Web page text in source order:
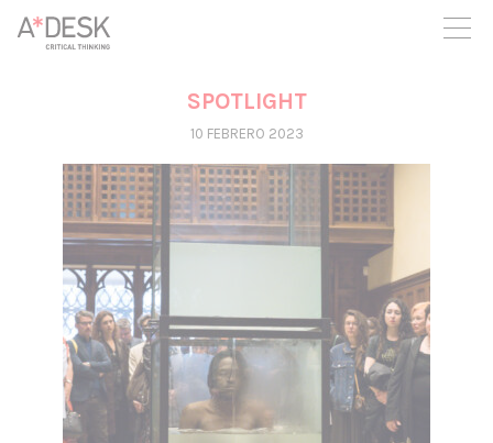
crees también en A*DESK seguimos necesitándote para poder
seguir adelante. Ahora puedes participar del proyecto y
apoyarlo.
SPOTLIGHT
10 FEBRERO 2023